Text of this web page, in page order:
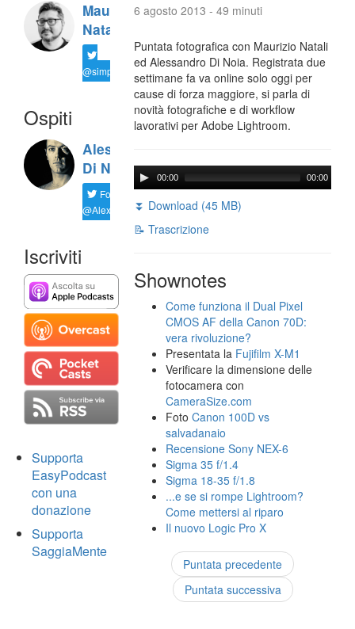
Maurizio
Natali
@simplemal
Ospiti
Alessandro
Di Noia
Follow
@AlexD75
Iscriviti
Supporta
EasyPodcast
con una
donazione
Supporta
SaggiaMente
6 agosto 2013 - 49 minuti
Puntata fotografica con Maurizio Natali
ed Alessandro Di Noia. Registrata due
settimane fa va online solo oggi per
cause di forza maggiore, si parla di
novità fotografiche e di workflow
lavorativi per Adobe Lightroom.
00:00 00:00
⏬ Download (45 MB)
📝 Trascrizione
Shownotes
Come funziona il Dual Pixel
CMOS AF della Canon 70D:
vera rivoluzione?
Presentata la Fujifilm X-M1
Verificare la dimensione delle
fotocamera con
CameraSize.com
FotoCanon 100D vs
salvadanaio
Recensione Sony NEX-6
Sigma 35 f/1.4
Sigma 18-35 f/1.8
...e se si rompe Lightroom?
Come mettersi al riparo
Il nuovo Logic Pro X
Puntata precedente
Puntata successiva